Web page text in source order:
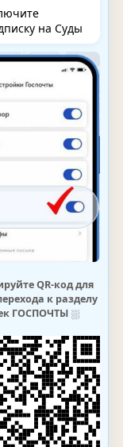
на Суды
QR-код для
к разделу
ГОСПОЧТЫ⛆